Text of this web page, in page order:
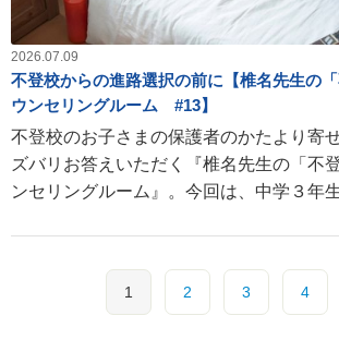
2026.07.09
不登校からの進路選択の前に【椎名先生の
ウンセリングルーム #13】
不登校のお子さまの保護者のかたより寄
ズバリお答えいただく『椎名先生の「不
ンセリングルーム』。今回は、中学３年
1 2 3 4